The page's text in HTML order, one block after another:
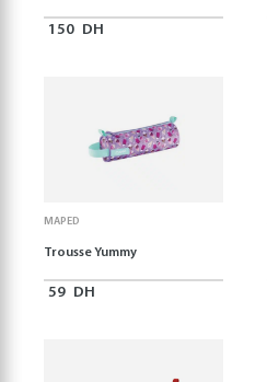
150 DH
MAPED
Trousse Yummy
59 DH